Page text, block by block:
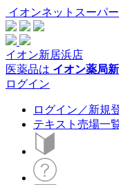
イオンネットスーパー
イオン新居浜店
医薬品は イオン薬局
ログイン
ログイン／新規
テキスト売場一